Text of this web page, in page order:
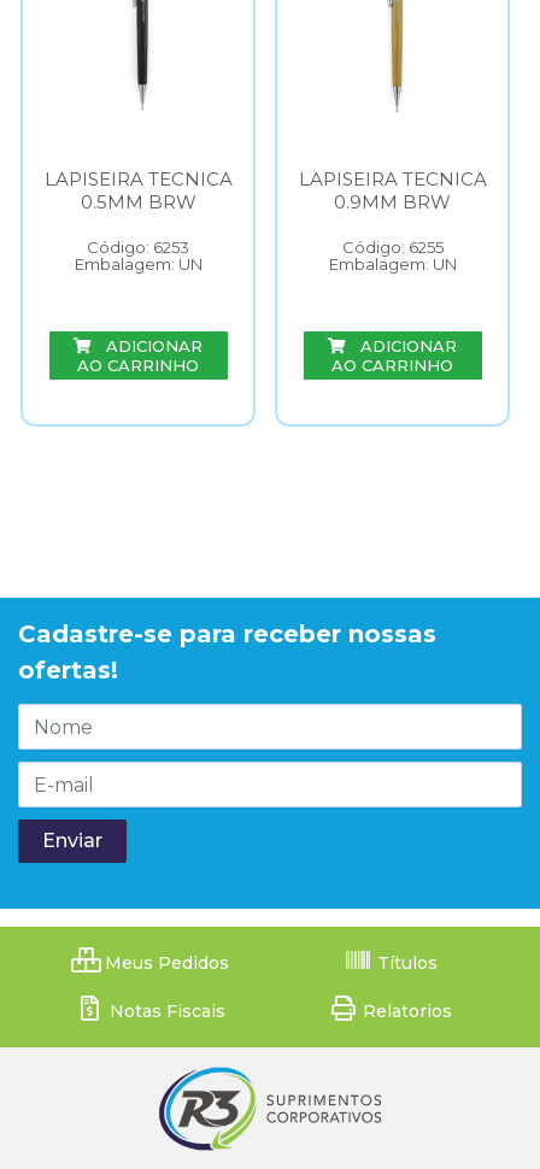
LAPISEIRA TECNICA
0.5MM BRW
Código: 6253
Embalagem: UN
ADICIONAR
AO CARRINHO
LAPISEIRA TECNICA
0.9MM BRW
Código: 6255
Embalagem: UN
ADICIONAR
AO CARRINHO
Cadastre-se para receber nossas
ofertas!
Meus Pedidos Títulos
Notas Fiscais Relatorios